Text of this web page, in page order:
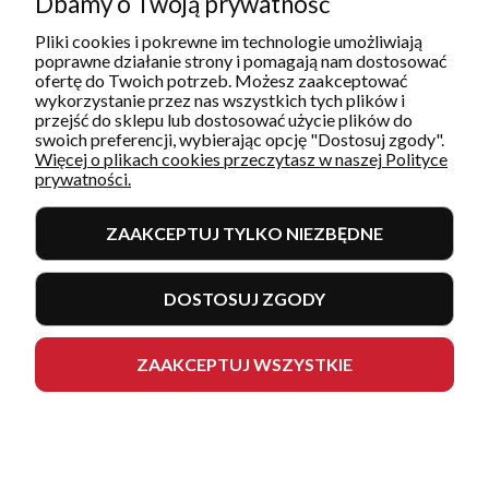
Serwis
pon-pt: 8:30 - 16:30
577 609 633
serwis@restoquality.pl
INFORMACJE
MOJE KONTO I ZAMÓWIENIA
Pliki cookies i pokrewne im technologie umożliwiają
poprawne działanie strony i pomagają nam dostosować
ofertę do Twoich potrzeb. Możesz zaakceptować
wykorzystanie przez nas wszystkich tych plików i
przejść do sklepu lub dostosować użycie plików do
swoich preferencji, wybierając opcję "Dostosuj zgody".
Więcej o plikach cookies przeczytasz w naszej Polityce
prywatności.
ZAAKCEPTUJ TYLKO NIEZBĘDNE
DOSTOSUJ ZGODY
ZAAKCEPTUJ WSZYSTKIE